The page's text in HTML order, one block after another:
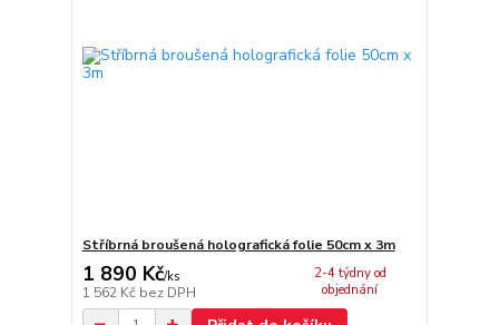
Stříbrná broušená holografická folie 50cm x 3m
1 890 Kč/ks
1 562 Kč bez DPH
2-4 týdny od
objednání